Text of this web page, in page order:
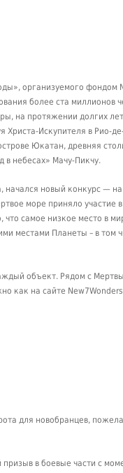
организуемого фондом
более ста миллионов
на протяжении долгих
Христа-Искупителя в Рио-
Юкатан, древняя
в небесах» Мачу-Пикчу.
новый конкурс —
море приняло участие
что самое низкое место в
местами Планеты – в том
объект. Рядом с
как на сайте
для новобранцев,
в боевые части с